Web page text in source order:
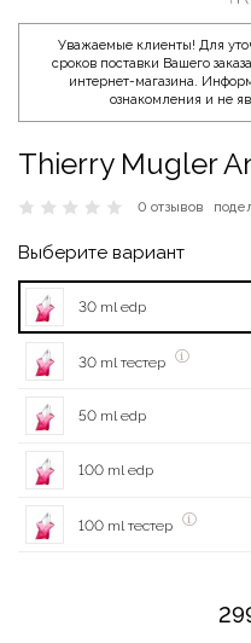
Уважаемые клиенты! Для
сроков поставки Вашего
интернет-магазина.
ознакомления и не
Thierry Mugler
0 отзывов
Выберите вариант
30 ml edp
30 ml тестер
50 ml edp
100 ml edp
100 ml тестер